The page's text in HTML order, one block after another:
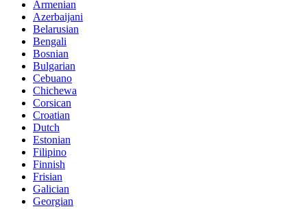
Armenian
Azerbaijani
Belarusian
Bengali
Bosnian
Bulgarian
Cebuano
Chichewa
Corsican
Croatian
Dutch
Estonian
Filipino
Finnish
Frisian
Galician
Georgian